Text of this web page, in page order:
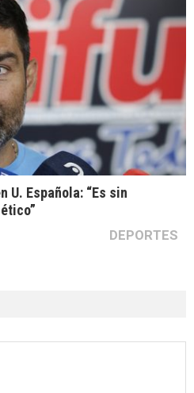
U. Española: “Es sin
DEPORTES